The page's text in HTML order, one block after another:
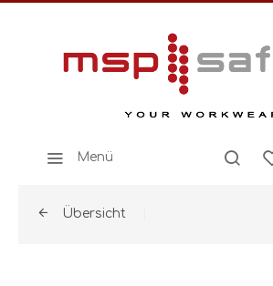
Menü
Übersicht